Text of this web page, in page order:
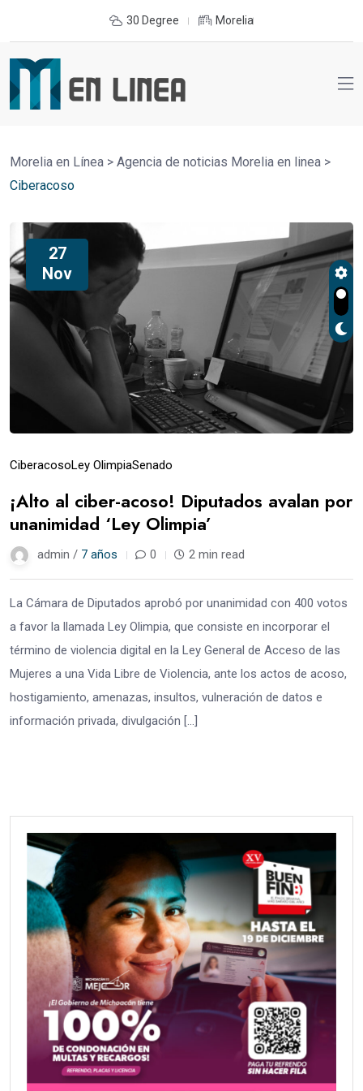
30 Degree Morelia
Morelia en Línea > Agencia de noticias Morelia en linea >
Ciberacoso
27
Nov
CiberacosoLey OlimpiaSenado
¡Alto al ciber-acoso! Diputados avalan por
unanimidad ‘Ley Olimpia’
admin / 7 años 0 2 min read
La Cámara de Diputados aprobó por unanimidad con 400 votos
a favor la llamada Ley Olimpia, que consiste en incorporar el
término de violencia digital en la Ley General de Acceso de las
Mujeres a una Vida Libre de Violencia, ante los actos de acoso,
hostigamiento, amenazas, insultos, vulneración de datos e
información privada, divulgación […]